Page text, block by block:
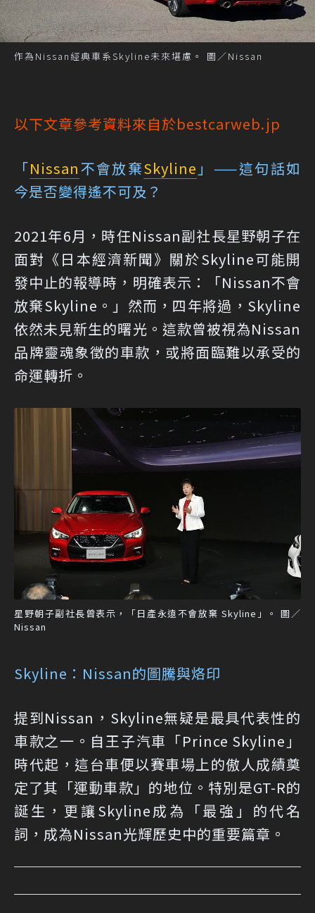
作為Nissan經典車系Skyline未來堪慮。 圖／Nissan
以下文章參考資料來自於bestcarweb.jp
「Nissan不會放棄Skyline 」——這句話如
今是否變得遙不可及？
2021年6月，時任Nissan副社長星野朝子在
面對《日本經濟新聞》關於Skyline可能開
發中止的報導時，明確表示：「Nissan不會
放棄Skyline。」然而，四年將過，Skyline
依然未見新生的曙光。這款曾被視為Nissan
品牌靈魂象徵的車款，或將面臨難以承受的
命運轉折。
星野朝子副社長曾表示，「日產永遠不會放棄 Skyline」。 圖／
Nissan
Skyline：Nissan的圖騰與烙印
提到Nissan，Skyline無疑是最具代表性的
車款之一。自王子汽車「Prince Skyline」
時代起，這台車便以賽車場上的傲人成績奠
定了其「運動車款」的地位。特別是GT-R的
誕生，更讓Skyline成為「最強」的代名
詞，成為Nissan光輝歷史中的重要篇章。